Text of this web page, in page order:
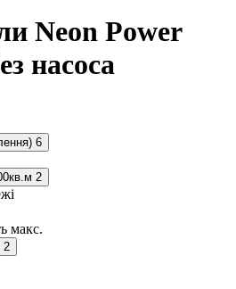
Neon Power
насоса
6
2
макс.
2